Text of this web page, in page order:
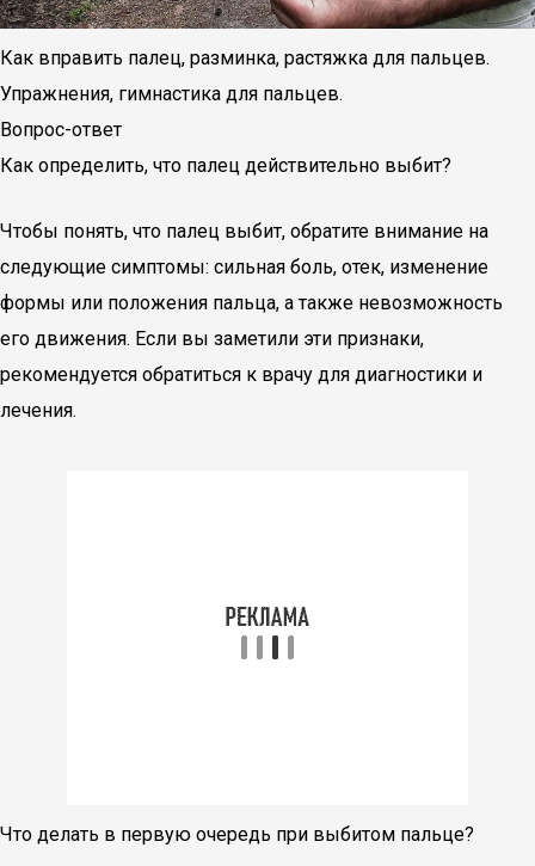
Как вправить палец, разминка, растяжка для пальцев.
Упражнения, гимнастика для пальцев.
Вопрос-ответ
Как определить, что палец действительно выбит?
Чтобы понять, что палец выбит, обратите внимание на
следующие симптомы: сильная боль, отек, изменение
формы или положения пальца, а также невозможность
его движения. Если вы заметили эти признаки,
рекомендуется обратиться к врачу для диагностики и
лечения.
Что делать в первую очередь при выбитом пальце?